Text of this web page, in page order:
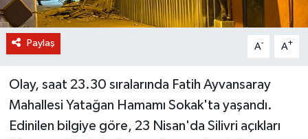
Paylaş A- A+
Olay, saat 23.30 sıralarında Fatih Ayvansaray
Mahallesi Yatağan Hamamı Sokak'ta yaşandı.
Edinilen bilgiye göre, 23 Nisan'da Silivri açıkları